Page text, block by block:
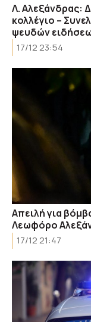
Λ. Αλεξάνδρας:
κολλέγιο –
ψευδών
17/12 23:54
Απειλή για
Λεωφόρο
17/12 21:47